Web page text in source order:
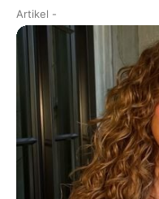
Artikel -